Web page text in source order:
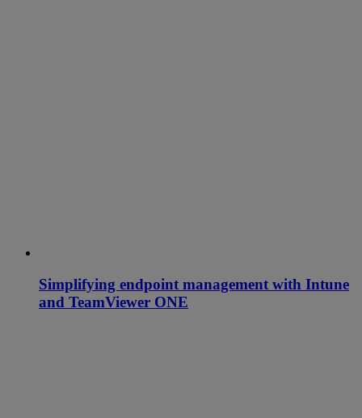
Simplifying endpoint management with Intune
and TeamViewer ONE